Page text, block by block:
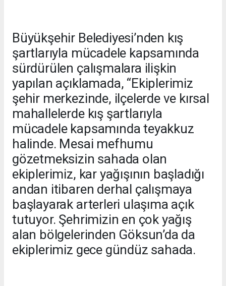
Büyükşehir Belediyesi’nden kış
şartlarıyla mücadele kapsamında
sürdürülen çalışmalara ilişkin
yapılan açıklamada, “Ekiplerimiz
şehir merkezinde, ilçelerde ve kırsal
mahallelerde kış şartlarıyla
mücadele kapsamında teyakkuz
halinde. Mesai mefhumu
gözetmeksizin sahada olan
ekiplerimiz, kar yağışının başladığı
andan itibaren derhal çalışmaya
başlayarak arterleri ulaşıma açık
tutuyor. Şehrimizin en çok yağış
alan bölgelerinden Göksun’da da
ekiplerimiz gece gündüz sahada.